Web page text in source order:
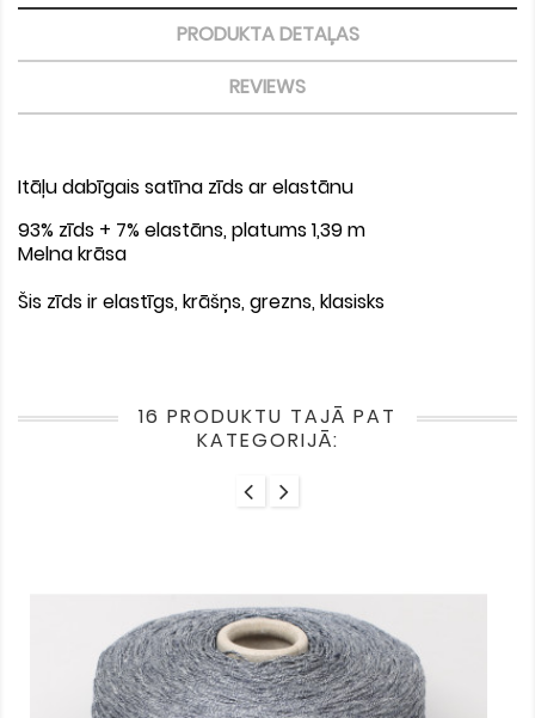
PRODUKTA DETAĻAS
REVIEWS
Itāļu dabīgais satīna zīds ar elastānu
93% zīds + 7% elastāns, platums 1,39 m
Melna krāsa
Šis zīds ir elastīgs, krāšņs, grezns, klasisks
16 PRODUKTU TAJĀ PAT
KATEGORIJĀ: